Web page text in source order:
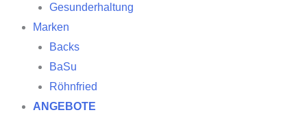
Gesunderhaltung
Marken
Backs
BaSu
Röhnfried
ANGEBOTE